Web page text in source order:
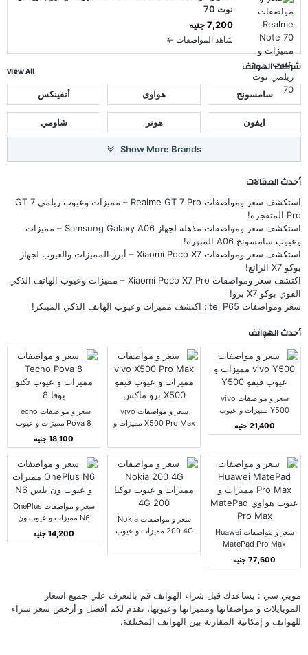
نوت 70
7,200 جنيه
شاهد المواصفات ←
شركات الهواتف View All
سامسونج هواوى أنفينكس
ايفون هونر شاومي
Show More Brands
أحدث المقالات
استكشف سعر ومواصفات Realme GT 7 Pro – مميزات وعيوب ريلمي GT 7
Pro المتفجرة!
استكشف سعر ومواصفات مذهلة لجهاز Samsung Galaxy A06 – مميزات
وعيوب سامسونج A06 المبهرة!
استكشف سعر ومواصفات Xiaomi Poco X7 – أبرز المميزات والعيوب لجهاز
بوكو X7 الرائع!
اكتشف سعر ومواصفات Xiaomi Poco X7 Pro – مميزات وعيوب الهاتف الذكي
القوي بوكو X7 برو!
سعر ومواصفات itel P65: اكتشف مميزات وعيوب الهاتف الذكي المبتكر!
أحدث الهواتف
سعر و مواصفات vivo
Y500 مميزات و عيوب
فيفو Y500
21,400 جنيه
سعر و مواصفات vivo
X500 Pro Max مميزات و
ماكس
سعر و مواصفات Tecno
Pova 8 مميزات و عيوب
تكنو بوفا 8
18,100 جنيه
سعر و مواصفات Huawei
MatePad Pro Max
مميزات و عيوب هواوي
MatePad Pro Max
77,600 جنيه
سعر و مواصفات Nokia
200 4G مميزات و عيوب
سعر و مواصفات OnePlus
N6 مميزات و عيوب ون
بلس N6
14,200 جنيه
موبي سي : يساعدك قبل شراء الهواتف قم بالتعرف علي جميع اسعار
الموبايلات و مواصفاتها ومميزاتها وعيوبها، نقدم لكم أفضل و أرخص سعر شراء
للهواتف و إمكانية المقارنة بين الهواتف المختلفة.